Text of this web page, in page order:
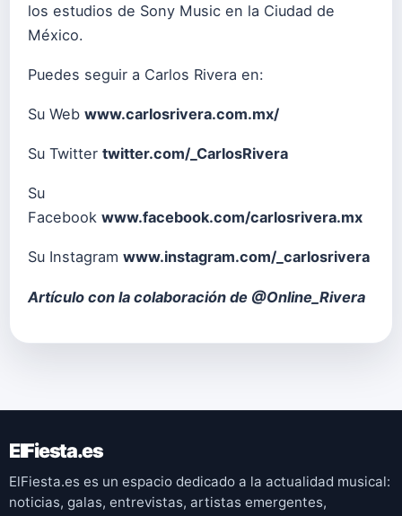
los estudios de Sony Music en la Ciudad de
México.
Puedes seguir a Carlos Rivera en:
Su Web www.carlosrivera.com.mx/
Su Twitter twitter.com/_CarlosRivera
Su
Facebook www.facebook.com/carlosrivera.mx
Su Instagram www.instagram.com/_carlosrivera
Artículo con la colaboración de @Online_Rivera
ElFiesta.es
ElFiesta.es es un espacio dedicado a la actualidad musical:
noticias, galas, entrevistas, artistas emergentes,